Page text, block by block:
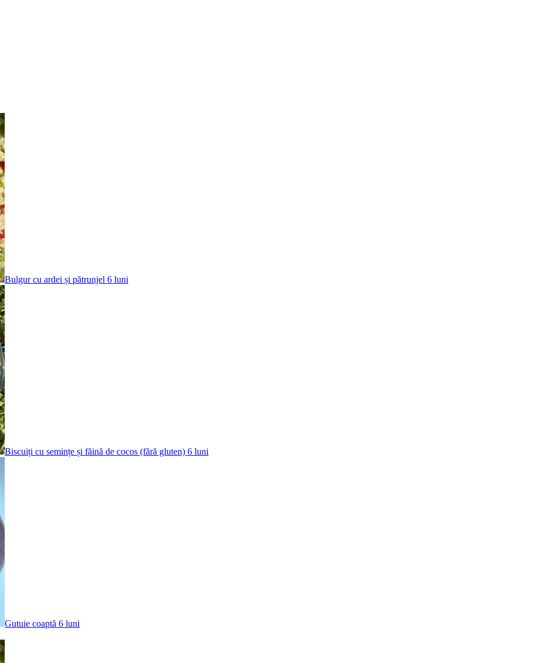
Bulgur cu ardei și pătrunjel 6 luni
Biscuiți cu semințe și făină de cocos (fără gluten) 6 luni
Gutuie coaptă 6 luni